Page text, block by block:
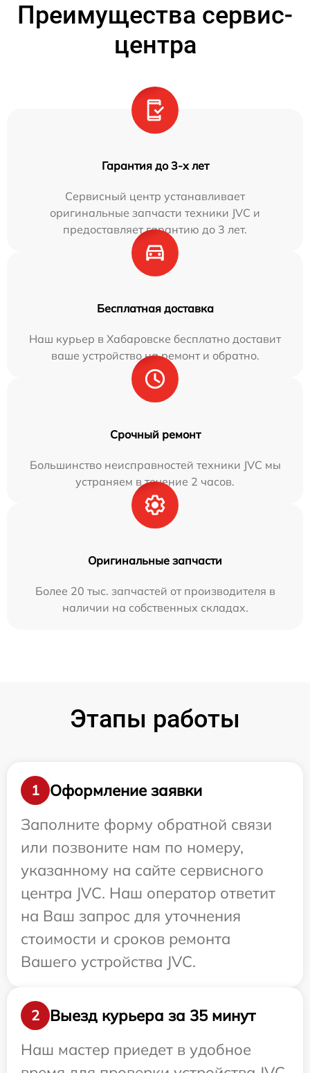
Преимущества сервис-
центра
Гарантия до 3-х лет
Сервисный центр устанавливает
оригинальные запчасти техники JVC и
предоставляет гарантию до 3 лет.
Бесплатная доставка
Наш курьер в Хабаровске бесплатно доставит
ваше устройство на ремонт и обратно.
Срочный ремонт
Большинство неисправностей техники JVC мы
устраняем в течение 2 часов.
Оригинальные запчасти
Более 20 тыс. запчастей от производителя в
наличии на собственных складах.
Этапы работы
1
Оформление заявки
Заполните форму обратной связи
или позвоните нам по номеру,
указанному на сайте сервисного
центра JVC. Наш оператор ответит
на Ваш запрос для уточнения
стоимости и сроков ремонта
Вашего устройства JVC.
2
Выезд курьера за 35 минут
Наш мастер приедет в удобное